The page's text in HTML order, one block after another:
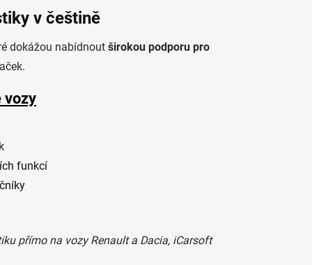
v češtině
dokážou nabídnout širokou podporu pro
vozy
funkcí
přímo na vozy Renault a Dacia, iCarsoft